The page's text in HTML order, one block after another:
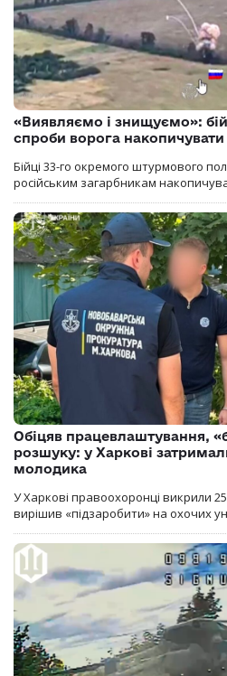
«Виявляємо і знищуємо»:
спроби ворога
Бійці 33-го окремого штурмового
російським загарбникам
Обіцяв працевлаштування,
розшуку: у Харкові
молодика
У Харкові правоохоронці викрили
вирішив «підзаробити» на охочих